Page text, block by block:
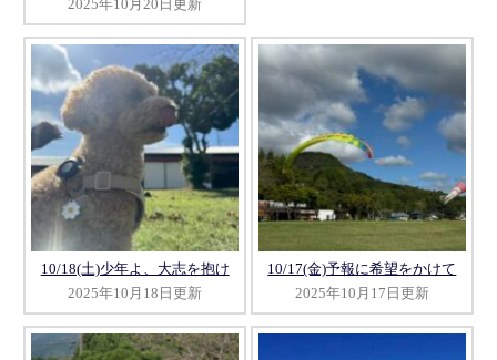
2025年10月20日更新
10/18(土)少年よ、大志を抱け
2025年10月18日更新
10/17(金)予報に希望をかけて
2025年10月17日更新